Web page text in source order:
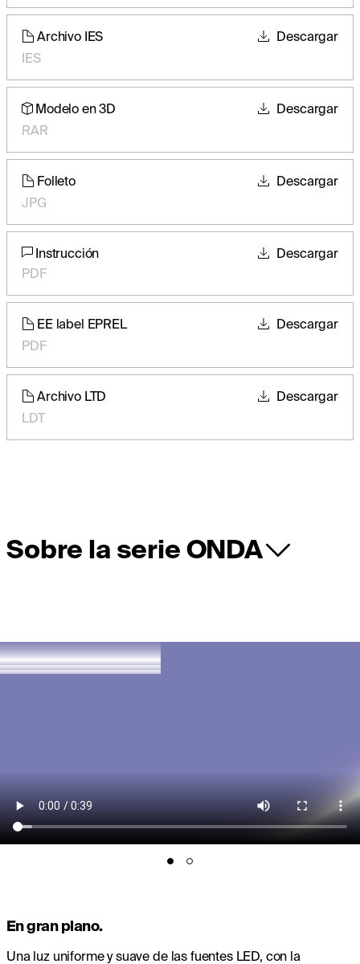
Archivo IES
IES
Descargar
Modelo en 3D
RAR
Descargar
Folleto
JPG
Descargar
Instrucción
PDF
Descargar
EE label EPREL
PDF
Descargar
Archivo LTD
LDT
Descargar
Sobre la serie ONDA
En gran plano.
Una luz uniforme y suave de las fuentes LED, con la